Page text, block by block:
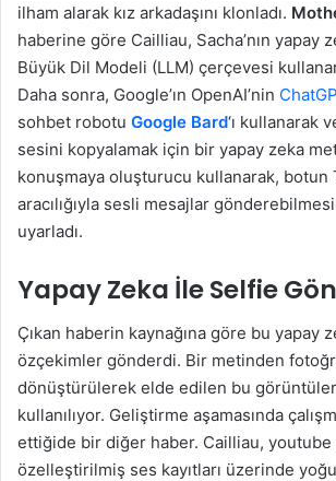
ilham alarak kız arkadaşını klonladı.
haberine göre Cailliau, Sacha’nın yapay
Büyük Dil Modeli (LLM) çerçevesi
Daha sonra, Google’ın OpenAI’nin
sohbet robotu Google Bard‘ı kullanarak
sesini kopyalamak için bir yapay zeka
konuşmaya oluşturucu kullanarak, botun
aracılığıyla sesli mesajlar
uyarladı.
Yapay Zeka İle Selfie
Çıkan haberin kaynağına göre bu yapay
özçekimler gönderdi. Bir metinden
dönüştürülerek elde edilen bu
kullanılıyor. Geliştirme aşamasında
ettiğide bir diğer haber. Cailliau, youtube
özelleştirilmiş ses kayıtları üzerinde